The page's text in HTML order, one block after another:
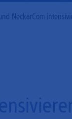
NeckarCom